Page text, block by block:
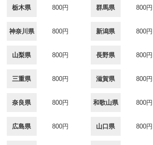
栃木県 800円 群馬県 800円
神奈川県 800円 新潟県 800円
山梨県 800円 長野県 800円
三重県 800円 滋賀県 800円
奈良県 800円 和歌山県 800円
広島県 800円 山口県 800円